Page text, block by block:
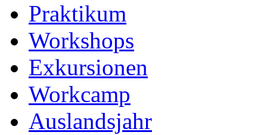
Praktikum
Workshops
Exkursionen
Workcamp
Auslandsjahr